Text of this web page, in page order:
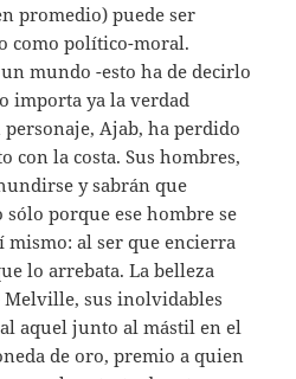
promedio) puede ser
como político-moral.
mundo -esto ha de decirlo
importa ya la verdad
Ajab, ha perdido
con la costa. Sus hombres,
y sabrán que
porque ese hombre se
mismo: al ser que encierra
lo arrebata. La belleza
sus inolvidables
aquel junto al mástil en el
de oro, premio a quien